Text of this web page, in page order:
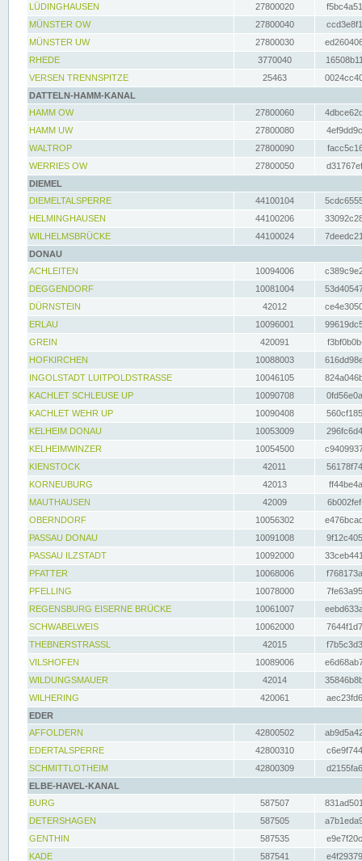
LÜDINGHAUSEN
27800020
MÜNSTER OW
27800040
MÜNSTER UW
27800030
RHEDE
3770040
VERSEN TRENNSPITZE
25463
DATTELN-HAMM-KANAL
HAMM OW
27800060
HAMM UW
27800080
WALTROP
27800090
WERRIES OW
27800050
DIEMEL
DIEMELTALSPERRE
44100104
HELMINGHAUSEN
44100206
WILHELMSBRÜCKE
44100024
DONAU
ACHLEITEN
10094006
DEGGENDORF
10081004
DÜRNSTEIN
42012
ERLAU
10096001
GREIN
420091
HOFKIRCHEN
10088003
INGOLSTADT LUITPOLDSTRASSE
10046105
KACHLET SCHLEUSE UP
10090708
KACHLET WEHR UP
10090408
KELHEIM DONAU
10053009
KELHEIMWINZER
10054500
KIENSTOCK
42011
KORNEUBURG
42013
MAUTHAUSEN
42009
OBERNDORF
10056302
PASSAU DONAU
10091008
PASSAU ILZSTADT
10092000
PFATTER
10068006
PFELLING
10078000
REGENSBURG EISERNE BRÜCKE
10061007
SCHWABELWEIS
10062000
THEBNERSTRASSL
42015
VILSHOFEN
10089006
WILDUNGSMAUER
42014
WILHERING
420061
EDER
AFFOLDERN
42800502
EDERTALSPERRE
42800310
SCHMITTLOTHEIM
42800309
ELBE-HAVEL-KANAL
BURG
587507
DETERSHAGEN
587505
GENTHIN
587535
KADE
587541